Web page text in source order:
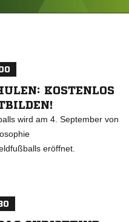
KOSTENLOS
wird am 4. September von
eröffnet.